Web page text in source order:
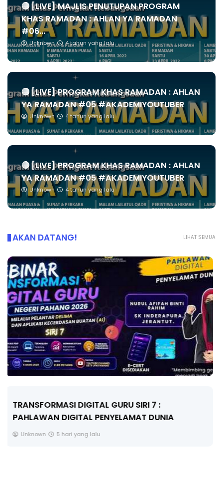
🔴 [LIVE] MAJLIS PENUTUPAN PROGRAM
KHAS RAMADAN : AHLAN YA RAMADAN
#06...
Unknown 4 tahun yang lalu
🔴 [LIVE] PROGRAM KHAS RAMADAN : AHLAN
YA RAMADAN #05 #AKADEMIYOUTUBER
Unknown 4 tahun yang lalu
🔴 [LIVE] PROGRAM KHAS RAMADAN : AHLAN
YA RAMADAN #05 #AKADEMIYOUTUBER
Unknown 4 tahun yang lalu
LIHAT SEMUA
AKAN DATANG!
MAJLIS ANUGERAH FFK (FESTIVAL LENSA
PENDIDIKAN - FLeP) 2026
Unknown 6 hari yang lalu